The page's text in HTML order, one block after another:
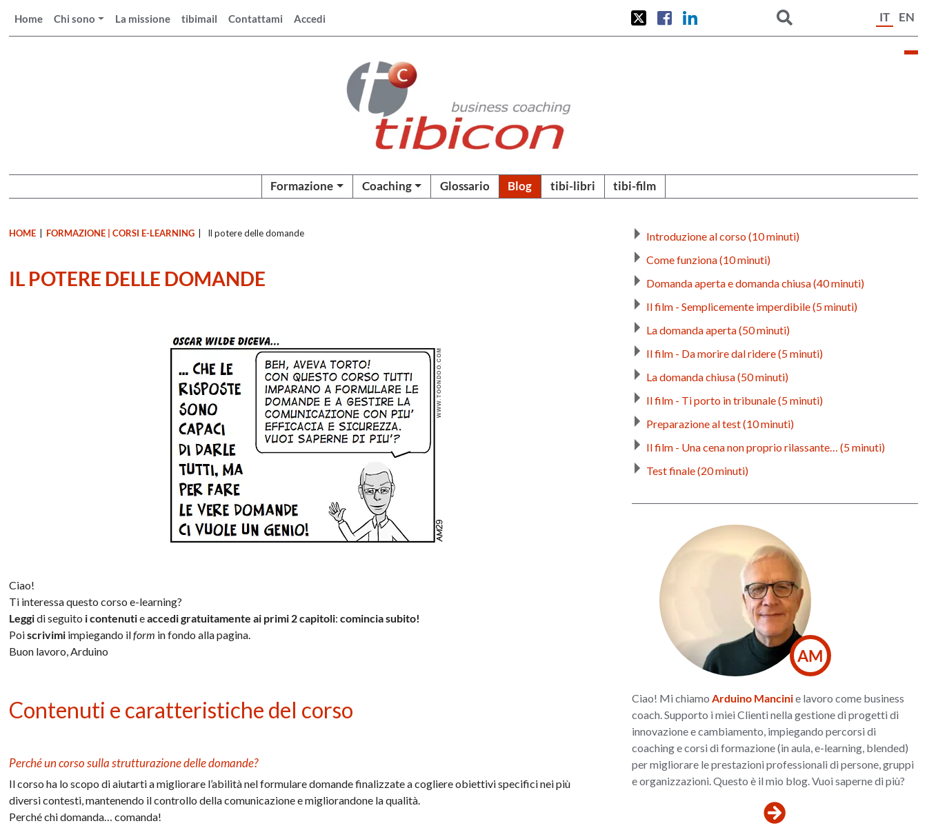
Home Chi sono La missione tibimail Contattami Accedi IT EN
Formazione Coaching Glossario Blog tibi-libri tibi-film
HOME FORMAZIONE | CORSI E-LEARNING Il potere delle domande
IL POTERE DELLE DOMANDE
Ciao!
Ti interessa questo corso e-learning?
Leggidi seguito i contenutieaccedi gratuitamente ai primi 2 capitoli:comincia subito!
Poiscrivimi impiegando ilform in fondo alla pagina.
Buon lavoro, Arduino
Contenuti e caratteristiche del corso
Perché un corso sulla strutturazione delle domande?
Il corso ha lo scopo di aiutarti a migliorare l’abilità nel formulare domande finalizzate a cogliere obiettivi specifici nei più
diversi contesti, mantenendo il controllo della comunicazione e migliorandone la qualità.
Perché chi domanda… comanda!
Introduzione al corso (10 minuti)
Come funziona (10 minuti)
Domanda aperta e domanda chiusa (40 minuti)
Il film - Semplicemente imperdibile (5 minuti)
La domanda aperta (50 minuti)
Il film - Da morire dal ridere (5 minuti)
La domanda chiusa (50 minuti)
Il film - Ti porto in tribunale (5 minuti)
Preparazione al test (10 minuti)
Il film - Una cena non proprio rilassante… (5 minuti)
Test finale (20 minuti)
AM
Ciao! Mi chiamo Arduino Mancinie lavoro come business
coach. Supporto i miei Clienti nella gestione di progetti di
innovazione e cambiamento, impiegando percorsi di
coaching e corsi di formazione (in aula, e-learning, blended)
per migliorare le prestazioni professionali di persone, gruppi
e organizzazioni. Questo è il mio blog. Vuoi saperne di più?